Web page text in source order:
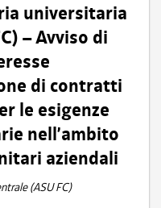
universitaria
– Avviso di
di contratti
le esigenze
nell’ambito
aziendali
(ASU FC)